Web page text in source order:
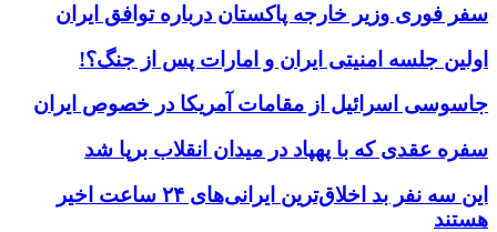
سفر فوری وزیر خارجه پاکستان درباره توافق ایران
اولین جلسه امنیتی ایران و امارات پس از جنگ؟!
جاسوسی اسرائیل از مقامات آمریکا در خصوص ایران
سفره عقدی که با پهپاد در میدان انقلاب برپا شد
این سه نفر بد اخلاق‌ترین ایرانی‌های ۲۴ ساعت اخیر
هستند